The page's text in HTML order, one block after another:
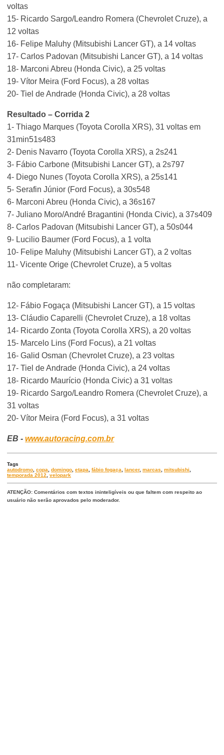
voltas
15- Ricardo Sargo/Leandro Romera (Chevrolet Cruze), a
12 voltas
16- Felipe Maluhy (Mitsubishi Lancer GT), a 14 voltas
17- Carlos Padovan (Mitsubishi Lancer GT), a 14 voltas
18- Marconi Abreu (Honda Civic), a 25 voltas
19- Vítor Meira (Ford Focus), a 28 voltas
20- Tiel de Andrade (Honda Civic), a 28 voltas
Resultado – Corrida 2
1- Thiago Marques (Toyota Corolla XRS), 31 voltas em
31min51s483
2- Denis Navarro (Toyota Corolla XRS), a 2s241
3- Fábio Carbone (Mitsubishi Lancer GT), a 2s797
4- Diego Nunes (Toyota Corolla XRS), a 25s141
5- Serafin Júnior (Ford Focus), a 30s548
6- Marconi Abreu (Honda Civic), a 36s167
7- Juliano Moro/André Bragantini (Honda Civic), a 37s409
8- Carlos Padovan (Mitsubishi Lancer GT), a 50s044
9- Lucilio Baumer (Ford Focus), a 1 volta
10- Felipe Maluhy (Mitsubishi Lancer GT), a 2 voltas
11- Vicente Orige (Chevrolet Cruze), a 5 voltas
não completaram:
12- Fábio Fogaça (Mitsubishi Lancer GT), a 15 voltas
13- Cláudio Caparelli (Chevrolet Cruze), a 18 voltas
14- Ricardo Zonta (Toyota Corolla XRS), a 20 voltas
15- Marcelo Lins (Ford Focus), a 21 voltas
16- Galid Osman (Chevrolet Cruze), a 23 voltas
17- Tiel de Andrade (Honda Civic), a 24 voltas
18- Ricardo Maurício (Honda Civic) a 31 voltas
19- Ricardo Sargo/Leandro Romera (Chevrolet Cruze), a
31 voltas
20- Vítor Meira (Ford Focus), a 31 voltas
EB -www.autoracing.com.br
Tags
autodromo ,copa ,domingo ,etapa ,fábio fogaça ,lancer,marcas ,mitsubishi
temporada 2012
,velopark
ATENÇÃO: Comentários com textos ininteligíveis ou que faltem com respeito ao
usuário não serão aprovados pelo moderador.